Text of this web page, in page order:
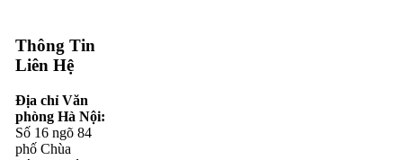
Thông Tin
Liên Hệ
Địa chỉ Văn
phòng Hà Nội:
Số 16 ngõ 84
phố Chùa